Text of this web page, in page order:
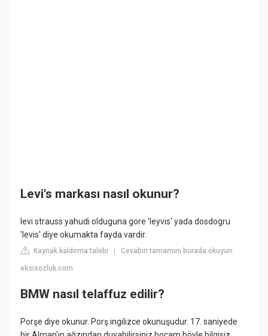
Levi's markası nasıl okunur?
levi strauss yahudi olduguna gore 'leyvis' yada dosdogru
'levis' diye okumakta fayda vardir.
Kaynak kaldırma talebi |Cevabın tamamını burada okuyun:
eksisozluk.com
BMW nasıl telaffuz edilir?
Porşe diye okunur. Porş ingilizce okunuşudur. 17. saniyede